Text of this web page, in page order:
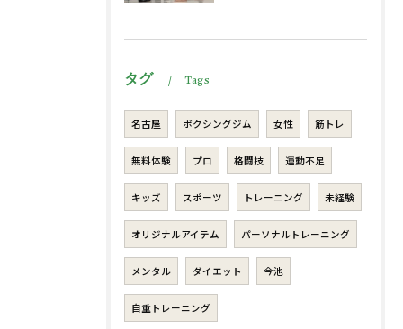
タグ Tags
名古屋 ボクシングジム 女性 筋トレ
無料体験 プロ 格闘技 運動不足
キッズ スポーツ トレーニング 未経験
オリジナルアイテム パーソナルトレーニング
メンタル ダイエット 今池
自重トレーニング